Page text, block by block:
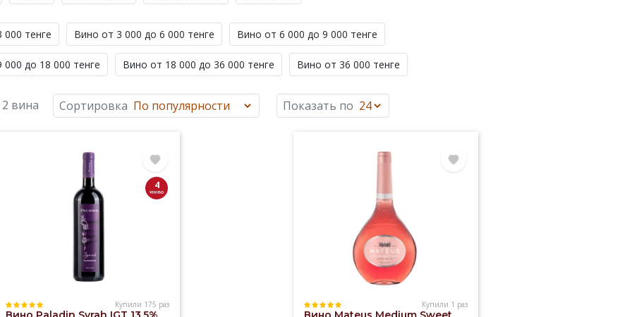
тенге Вино от 3 000 до 6 000 тенге Вино от 6 000 до 9 000 тенге
до 18 000 тенге Вино от 18 000 до 36 000 тенге Вино от 36 000 тенге
вина Сортировка Показать по
4
Купили 175 раз Купили 1 раз